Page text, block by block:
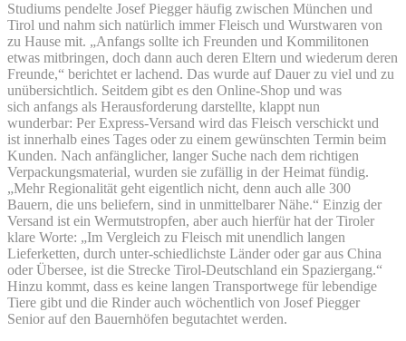
Studiums pendelte Josef Piegger häufig zwischen München und
Tirol und nahm sich natürlich immer Fleisch und Wurstwaren von
zu Hause mit. „Anfangs sollte ich Freunden und Kommilitonen
etwas mitbringen, doch dann auch deren Eltern und wiederum deren
Freunde,“ berichtet er lachend. Das wurde auf Dauer zu viel und zu
unübersichtlich. Seitdem gibt es den Online-Shop und was
sich anfangs als Herausforderung darstellte, klappt nun
wunderbar: Per Express-Versand wird das Fleisch verschickt und
ist innerhalb eines Tages oder zu einem gewünschten Termin beim
Kunden. Nach anfänglicher, langer Suche nach dem richtigen
Verpackungsmaterial, wurden sie zufällig in der Heimat fündig.
„Mehr Regionalität geht eigentlich nicht, denn auch alle 300
Bauern, die uns beliefern, sind in unmittelbarer Nähe.“ Einzig der
Versand ist ein Wermutstropfen, aber auch hierfür hat der Tiroler
klare Worte: „Im Vergleich zu Fleisch mit unendlich langen
Lieferketten, durch unter-schiedlichste Länder oder gar aus China
oder Übersee, ist die Strecke Tirol-Deutschland ein Spaziergang.“
Hinzu kommt, dass es keine langen Transportwege für lebendige
Tiere gibt und die Rinder auch wöchentlich von Josef Piegger
Senior auf den Bauernhöfen begutachtet werden.